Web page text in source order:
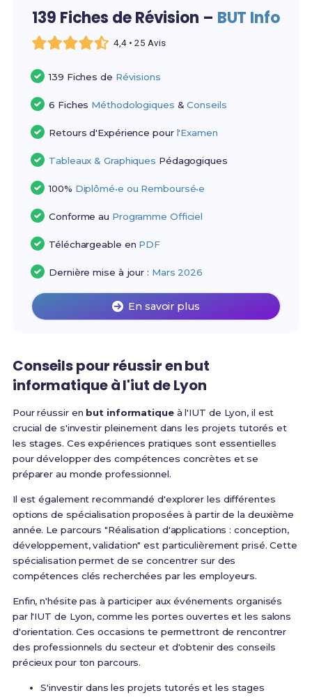
139 Fiches de Révision – BUT Info
4,4 • 25 Avis
139 Fiches de Révisions
6 Fiches Méthodologiques &Conseils
Retours d'Expérience pour l'Examen
Tableaux & Graphiques Pédagogiques
100% Diplômé•e ou Remboursé•e
Conforme au Programme Officiel
Téléchargeable en PDF
Dernière mise à jour : Mars 2026
En savoir plus
Conseils pour réussir en but
informatique à l'iut de Lyon
Pour réussir en but informatiqueà l'IUT de Lyon, il est
crucial de s'investir pleinement dans les projets tutorés et
les stages. Ces expériences pratiques sont essentielles
pour développer des compétences concrètes et se
préparer au monde professionnel.
Il est également recommandé d'explorer les différentes
options de spécialisation proposées à partir de la deuxième
année. Le parcours "Réalisation d'applications : conception,
développement, validation" est particulièrement prisé. Cette
spécialisation permet de se concentrer sur des
compétences clés recherchées par les employeurs.
Enfin, n'hésite pas à participer aux événements organisés
par l'IUT de Lyon, comme les portes ouvertes et les salons
d'orientation. Ces occasions te permettront de rencontrer
des professionnels du secteur et d'obtenir des conseils
précieux pour ton parcours.
S'investir dans les projets tutorés et les stages